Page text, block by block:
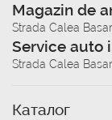
Magazin de
Strada Calea
Service auto
Strada Calea
Каталог